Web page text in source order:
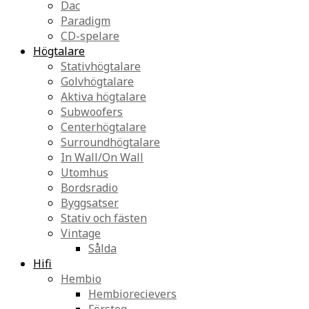
Dac
Paradigm
CD-spelare
Högtalare
Stativhögtalare
Golvhögtalare
Aktiva högtalare
Subwoofers
Centerhögtalare
Surroundhögtalare
In Wall/On Wall
Utomhus
Bordsradio
Byggsatser
Stativ och fästen
Vintage
Sålda
Hifi
Hembio
Hembiorecievers